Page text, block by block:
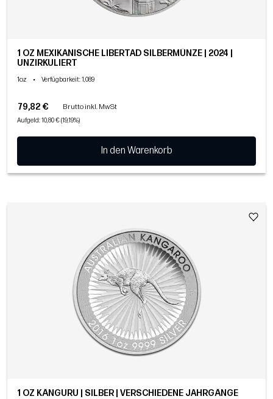
1 OZ MEXIKANISCHE LIBERTAD SILBERMÜNZE | 2024 |
UNZIRKULIERT
1oz • Verfügbarkeit: 1,089
79,82 € Brutto inkl. MwSt
Aufgeld: 10,80 € (19,19%)
In den Warenkorb
1 OZ KÄNGURU | SILBER | VERSCHIEDENE JAHRGÄNGE